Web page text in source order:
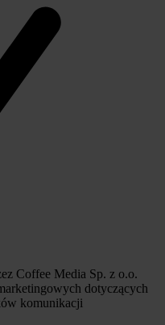
Coffee Media Sp. z o.o.
dotyczących
komunikacji